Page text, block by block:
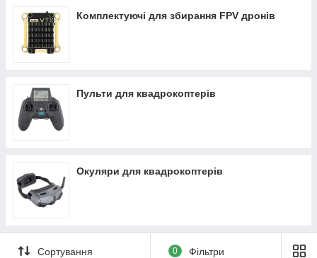
Комплектуючі для збирання FPV дронів
Пульти для квадрокоптерів
Окуляри для квадрокоптерів
Сортування 0 Фільтри